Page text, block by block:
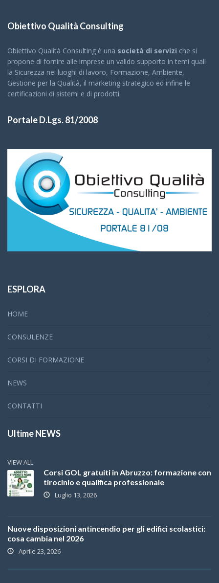
Obiettivo Qualità Consulting
Obiettivo Qualità Consulting è una società di servizi che si
propone di fornire alle imprese un valido supporto in temi quali
la Sicurezza nei luoghi di lavoro, Formazione, Ambiente,
Gestione per la Qualità, il marketing strategico ed infine le
certificazioni di sistemi e di prodotti.
Portale D.Lgs. 81/2008
ESPLORA
HOME
CONSULENZE
CORSI DI FORMAZIONE
NEWS
CONTATTI
Ultime NEWS
VIEW ALL
Corsi GOL gratuiti in Abruzzo: formazione con
tirocinio e qualifica professionale
Luglio 13, 2026
Nuove disposizioni antincendio per gli edifici scolastici:
cosa cambia nel 2026
Aprile 23, 2026